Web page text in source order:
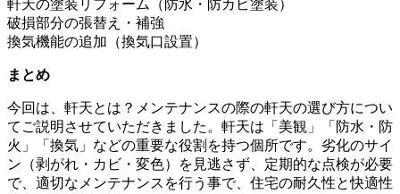
軒天の塗装リフォーム（防水・防カビ塗装）
破損部分の張替え・補強
換気機能の追加（換気口設置）
まとめ
今回は、軒天とは？メンテナンスの際の軒天の選び方につい
てご説明させていただきました。軒天は「美観」「防水・防
火」「換気」などの重要な役割を持つ個所です。劣化のサイ
ン（剥がれ・カビ・変色）を見逃さず、定期的な点検が必要
で、適切なメンテナンスを行う事で、住宅の耐久性と快適性